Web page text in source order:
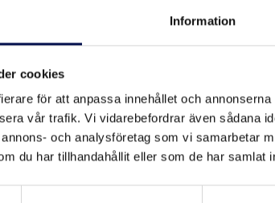
Information
cookies
för att anpassa innehållet och
vår trafik. Vi vidarebefordrar även sådana
och analysföretag som vi samarbetar
du har tillhandahållit eller som de har samlat
EGENSKAPER